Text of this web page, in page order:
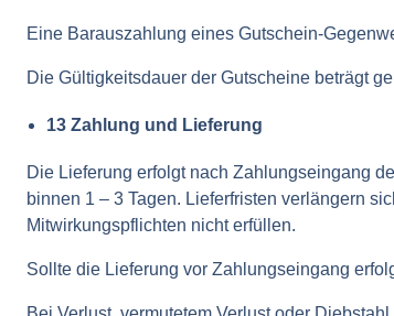
Eine Barauszahlung eines Gutschein-
Die Gültigkeitsdauer der Gutscheine beträgt
13 Zahlung und Lieferung
Die Lieferung erfolgt nach Zahlungseingang
binnen 1 – 3 Tagen. Lieferfristen verlängern
Mitwirkungspflichten nicht erfüllen.
Sollte die Lieferung vor Zahlungseingang